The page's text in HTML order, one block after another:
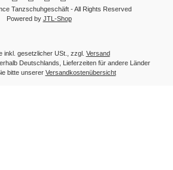
Tanzschuhgeschäft - All Rights Reserved
Powered by JTL-Shop
inkl. gesetzlicher USt., zzgl. Versand
Deutschlands, Lieferzeiten für andere Länder
bitte unserer Versandkostenübersicht